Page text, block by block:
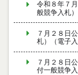
令和８年７
般競争入札）
７月２８日
札）（電子入
７月２８日
付一般競争